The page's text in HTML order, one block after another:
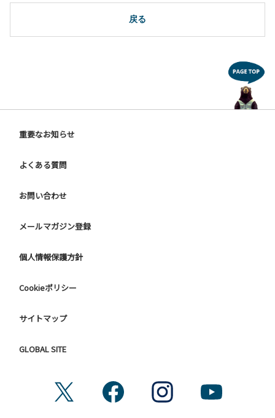
10.駐車場や芝生スペースを含め、コテージ周辺でのタープ・
テントの設営、テーブル・椅子の持ち出しは禁止です。
２.安全管理上、お子様の単独での行動はご遠慮ください。
４.ご訪問客とのサイト内での面会はご遠慮願います。
６.周囲に迷惑となるような行為（夜間の大声での談笑等）や
７.BBQ台（BBQコンロやグリル）は床面から高さ60cm以上
さい。
９ ユニットハウス内のシンクでは、コンロや網などの洗浄は
１．サイト内への車両の進入
３．地面へ直火での焚き火、BBQ、キャンプファイヤー。
４．硬いボールでの球技。（野球、キャッチボール・サッカ
５．大きな音で音楽や楽器などを鳴らす行為。（ 但し貸切イ
ベントは除く）
戻る
重要なお知らせ
よくある質問
お問い合わせ
メールマガジン登録
個人情報保護方針
Cookieポリシー
サイトマップ
GLOBAL SITE